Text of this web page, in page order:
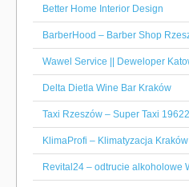
Better Home Interior Design
BarberHood – Barber Shop
Wawel Service || Deweloper
Delta Dietla Wine Bar Kraków
Taxi Rzeszów – Super Taxi 19622
KlimaProfi – Klimatyzacja
Revital24 – odtrucie alkoholowe